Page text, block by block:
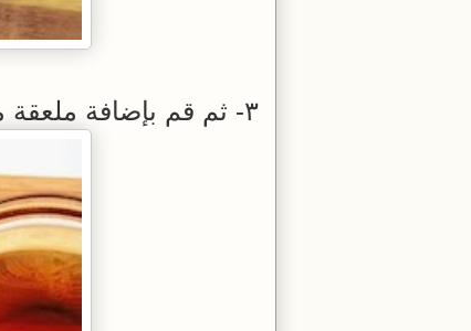
٣- ثم قم بإضافة ملعقة من